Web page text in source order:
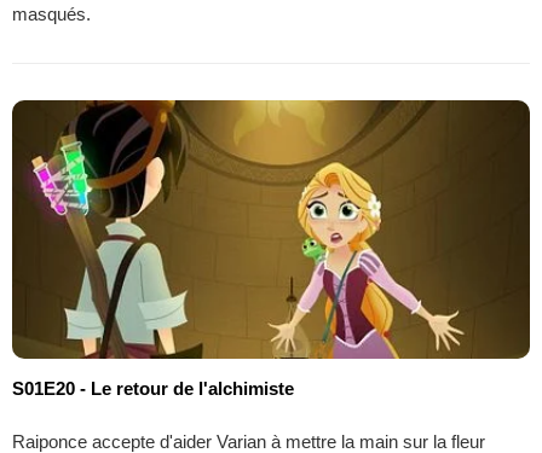
masqués.
S01E20 - Le retour de l'alchimiste
Raiponce accepte d'aider Varian à mettre la main sur la fleur